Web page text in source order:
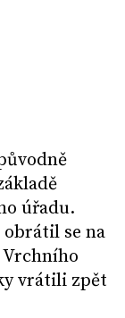
úřadu.
se na
vrátili zpět